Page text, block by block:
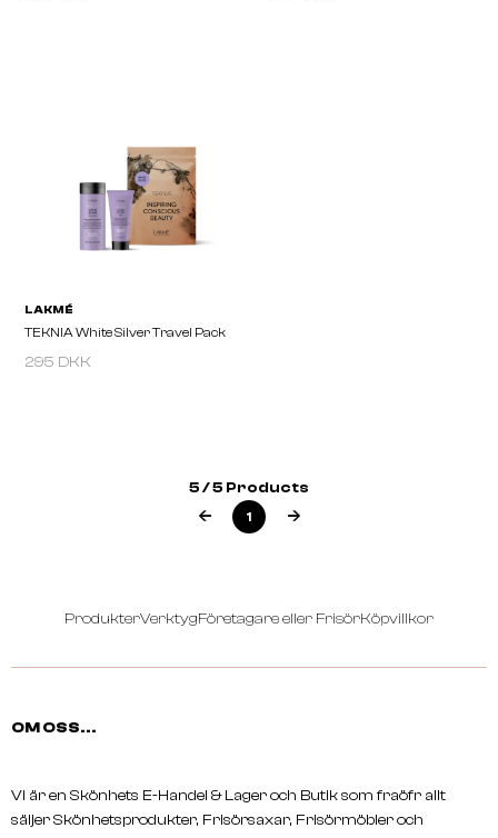
295 DKK
5 / 5 Products
1
ProdukterVerktygFöretagare eller FrisörKöpvillkor
OM OSS...
Vi är en Skönhets E-Handel & Lager och Butik som fraöfr allt
säljer Skönhetsprodukter, Frisörsaxar, Frisörmöbler och